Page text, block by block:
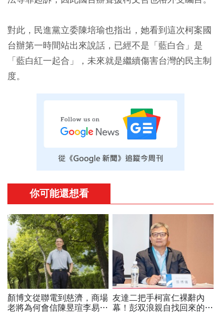
對此，民進黨立委陳培瑜也指出，她看到這次柯案國
台辦第一時間站出來說話，已經不是「藍白合」是
「藍白紅一起合」，未來就是繼續傷害台灣的民主制
度。